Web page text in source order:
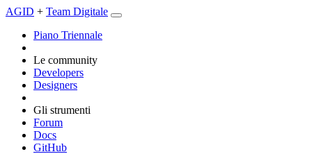
AGID + Team Digitale
Piano Triennale
Le community
Developers
Designers
Gli strumenti
Forum
Docs
GitHub